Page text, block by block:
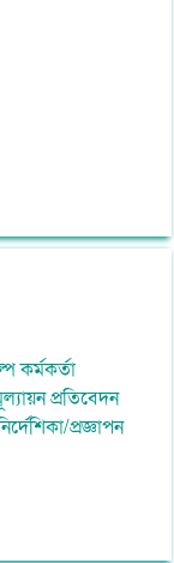
কর্মকর্তা
প্রতিবেদন
প্রজ্ঞাপন